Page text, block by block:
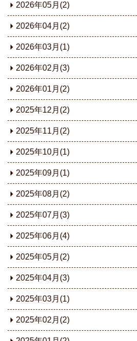
2026年05月(2)
2026年04月(2)
2026年03月(1)
2026年02月(3)
2026年01月(2)
2025年12月(2)
2025年11月(2)
2025年10月(1)
2025年09月(1)
2025年08月(2)
2025年07月(3)
2025年06月(4)
2025年05月(2)
2025年04月(3)
2025年03月(1)
2025年02月(2)